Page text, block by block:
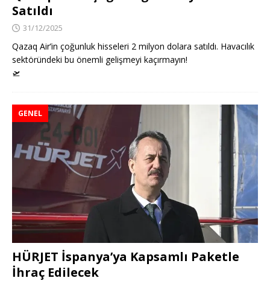
Satıldı
31/12/2025
Qazaq Air’in çoğunluk hisseleri 2 milyon dolara satıldı. Havacılık
sektöründeki bu önemli gelişmeyi kaçırmayın!
🛫
GENEL
HÜRJET İspanya’ya Kapsamlı Paketle
İhraç Edilecek